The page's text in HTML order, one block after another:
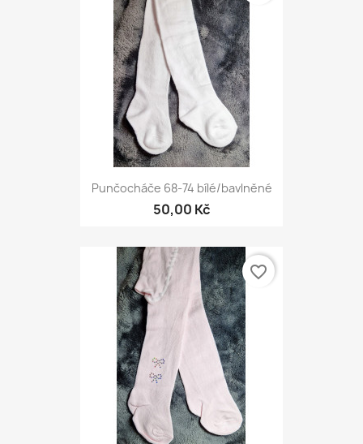
Punčocháče 68-74 bílé/bavlněné
50,00 Kč
favorite_border